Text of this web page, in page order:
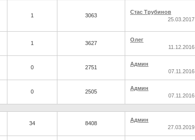
1 3063
Стас Трубинов
25.03.2017
1 3627
Олег
11.12.2016
0 2751
Админ
07.11.2016
0 2505
Админ
07.11.2016
34 8408
Админ
27.03.2019